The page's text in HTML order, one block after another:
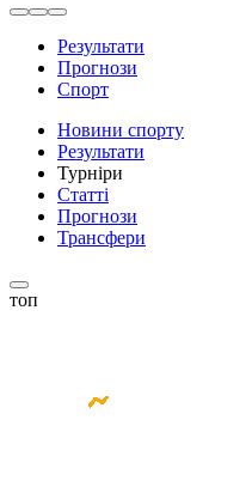
Результати
Прогнози
Спорт
Новини спорту
Результати
Турніри
Статті
Прогнози
Трансфери
топ